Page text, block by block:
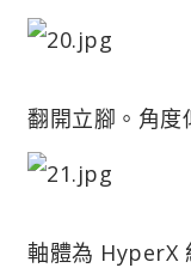
翻開立腳。角度
軸體為 HyperX